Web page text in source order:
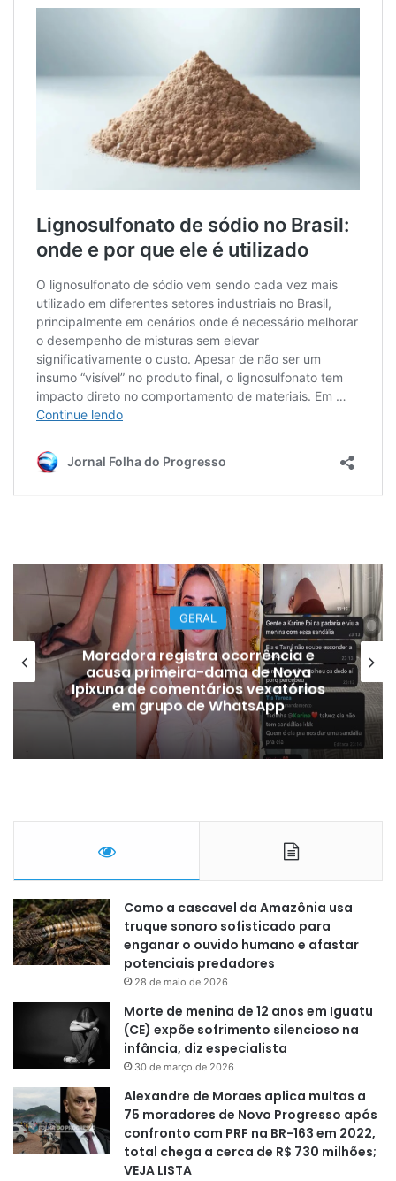
GERAL
Moradora registra ocorrência e
acusa primeira-dama de Nova
Ipixuna de comentários vexatórios
em grupo de WhatsApp
Como a cascavel da Amazônia usa
truque sonoro sofisticado para
enganar o ouvido humano e afastar
potenciais predadores
28 de maio de 2026
Morte de menina de 12 anos em Iguatu
(CE) expõe sofrimento silencioso na
infância, diz especialista
30 de março de 2026
Alexandre de Moraes aplica multas a
75 moradores de Novo Progresso após
confronto com PRF na BR-163 em 2022,
total chega a cerca de R$ 730 milhões;
VEJA LISTA